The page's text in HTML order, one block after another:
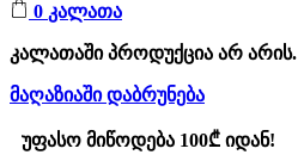
0 კალათა
კალათაში პროდუქცია არ არის.
მაღაზიაში დაბრუნება
უფასო მიწოდება 100₾ იდან!